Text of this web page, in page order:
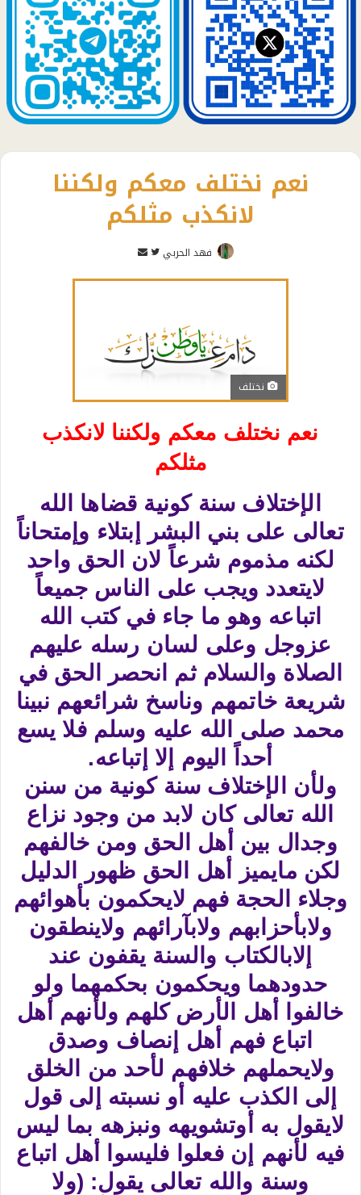
نعم نختلف معكم ولكننا
لانكذب مثلكم
فهد الحربي
تابعأرسل
نختلف
نعم نختلف معكم ولكننا لانكذب
مثلكم
الإختلاف سنة كونية قضاها الله
تعالى على بني البشر إبتلاء وإمتحاناً
لكنه مذموم شرعاً لان الحق واحد
لايتعدد ويجب على الناس جميعاً
اتباعه وهو ما جاء في كتب الله
عزوجل وعلى لسان رسله عليهم
الصلاة والسلام ثم انحصر الحق في
شريعة خاتمهم وناسخ شرائعهم نبينا
محمد صلى الله عليه وسلم فلا يسع
أحداً اليوم إلا إتباعه.
ولأن الإختلاف سنة كونية من سنن
الله تعالى كان لابد من وجود نزاع
وجدال بين أهل الحق ومن خالفهم
لكن مايميز أهل الحق ظهور الدليل
وجلاء الحجة فهم لايحكمون بأهوائهم
ولابأحزابهم ولابآرائهم ولاينطقون
إلابالكتاب والسنة يقفون عند
حدودهما ويحكمون بحكمهما ولو
خالفوا أهل الأرض كلهم ولأنهم أهل
اتباع فهم أهل إنصاف وصدق
ولايحملهم خلافهم لأحد من الخلق
إلى الكذب عليه أو نسبته إلى قول
لايقول به أوتشويهه ونبزهه بما ليس
فيه لأنهم إن فعلوا فليسوا أهل اتباع
وسنة والله تعالى يقول: (ولا